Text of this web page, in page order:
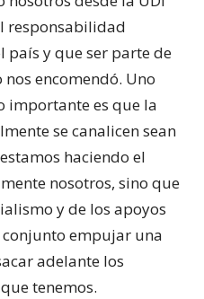
responsabilidad
país y que ser parte de
encomendó. Uno
importante es que la
se canalicen sean
haciendo el
nosotros, sino que
y de los apoyos
empujar una
adelante los
tenemos.